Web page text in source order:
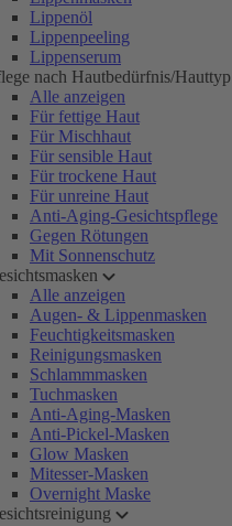
Lippenöl
Lippenpeeling
Lippenserum
nach Hautbedürfnis/Hauttyp
Alle anzeigen
Für fettige Haut
Für Mischhaut
Für sensible Haut
Für trockene Haut
Für unreine Haut
Anti-Aging-Gesichtspflege
Gegen Rötungen
Mit Sonnenschutz
Alle anzeigen
Augen- & Lippenmasken
Feuchtigkeitsmasken
Reinigungsmasken
Schlammmasken
Tuchmasken
Anti-Aging-Masken
Anti-Pickel-Masken
Glow Masken
Mitesser-Masken
Overnight Maske